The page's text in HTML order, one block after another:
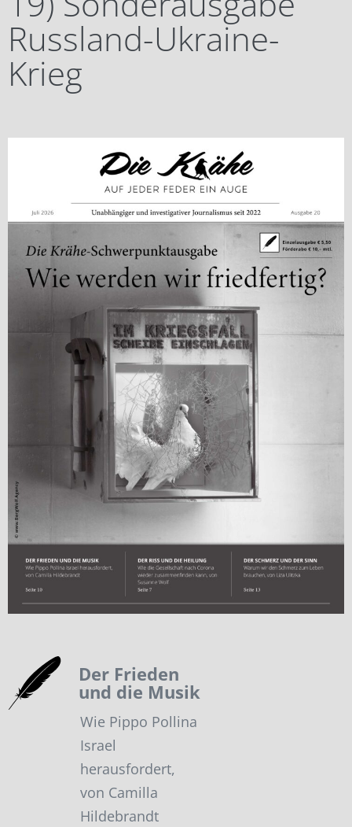
Russland-Ukraine-
Krieg
Der Frieden
und die Musik
Wie Pippo Pollina
Israel
herausfordert,
von Camilla
Hildebrandt